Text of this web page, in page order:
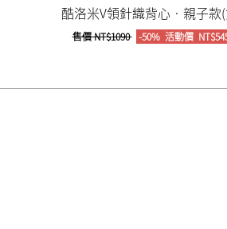
酷洛米V領針織背心‧親子款
售價NT$1090 -50% 活動價